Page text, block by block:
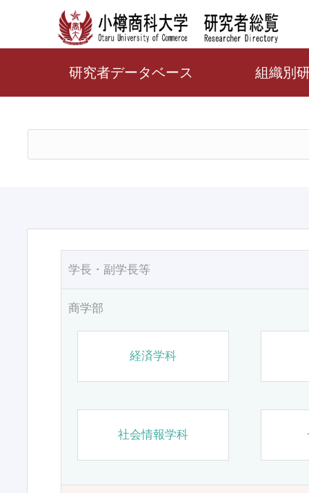
研究者データベース 組織別
学長・副学長等
商学部
経済学科
社会情報学科